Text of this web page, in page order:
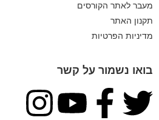
מעבר לאתר הקורסים
תקנון האתר
מדיניות הפרטיות
בואו נשמור על קשר